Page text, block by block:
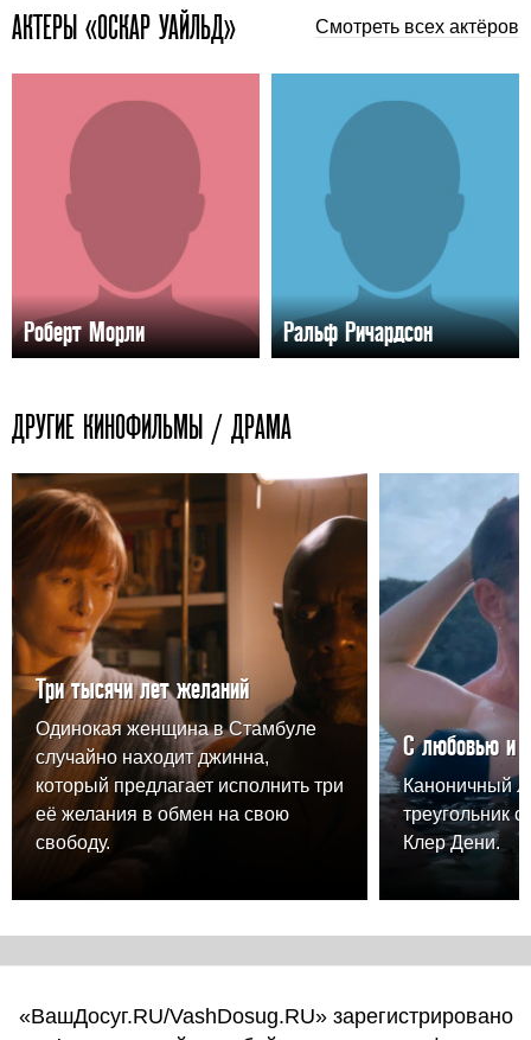
АКТЕРЫ «ОСКАР УАЙЛЬД» Смотреть всех актёров
Роберт Морли Ральф Ричардсон
ДРУГИЕ КИНОФИЛЬМЫ / ДРАМА
Три тысячи лет желаний
Одинокая женщина в Стамбуле
случайно находит джинна,
который предлагает исполнить три
её желания в обмен на свою
свободу.
С любовью и
Каноничный
треугольник
Клер Дени.
«ВашДосуг.RU/VashDosug.RU» зарегистрировано